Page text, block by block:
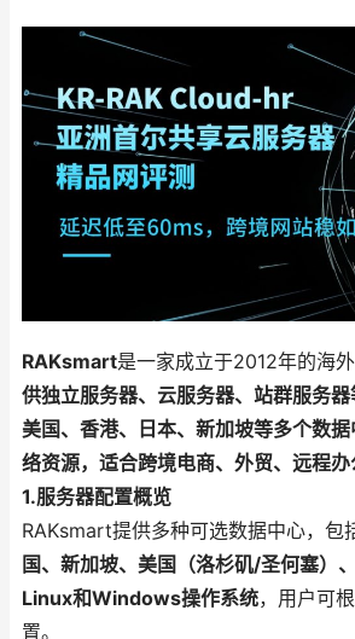
RAKsmart是一家成立于2012年的海外
供独立服务器、云服务器、站群服务
美国、香港、日本、新加坡等多个数
络资源，适合跨境电商、外贸、远程
1.服务器配置概览
RAKsmart提供多种可选数据中心，包
国、新加坡、美国（洛杉矶/圣何塞）
Linux和Windows操作系统，用户可
置。